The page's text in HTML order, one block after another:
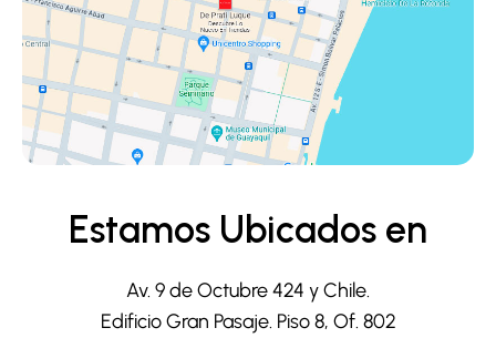
Estamos Ubicados en
Av. 9 de Octubre 424 y Chile.
Edificio Gran Pasaje. Piso 8, Of. 802